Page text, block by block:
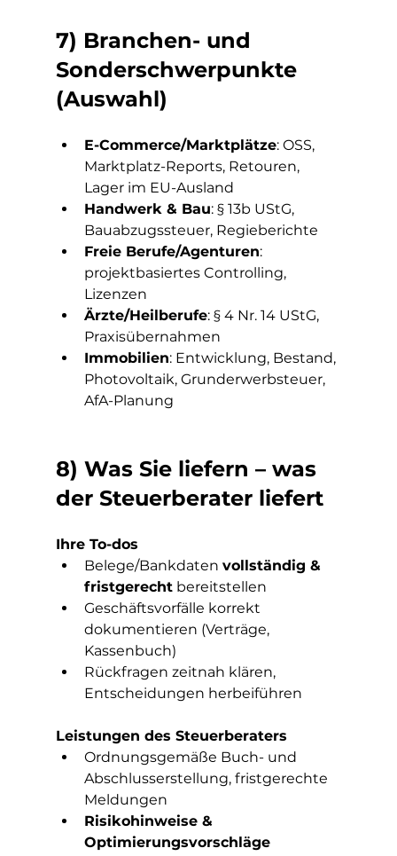
7) Branchen- und
Sonderschwerpunkte
(Auswahl)
E-Commerce/Marktplätze: OSS,
Marktplatz-Reports, Retouren,
Lager im EU-Ausland
Handwerk & Bau: § 13b UStG,
Bauabzugssteuer, Regieberichte
Freie Berufe/Agenturen:
projektbasiertes Controlling,
Lizenzen
Ärzte/Heilberufe: § 4 Nr. 14 UStG,
Praxisübernahmen
Immobilien: Entwicklung, Bestand,
Photovoltaik, Grunderwerbsteuer,
AfA-Planung
8) Was Sie liefern – was
der Steuerberater liefert
Ihre To-dos
Belege/Bankdaten vollständig &
fristgerecht bereitstellen
Geschäftsvorfälle korrekt
dokumentieren (Verträge,
Kassenbuch)
Rückfragen zeitnah klären,
Entscheidungen herbeiführen
Leistungen des Steuerberaters
Ordnungsgemäße Buch- und
Abschlusserstellung, fristgerechte
Meldungen
Risikohinweise &
Optimierungsvorschläge